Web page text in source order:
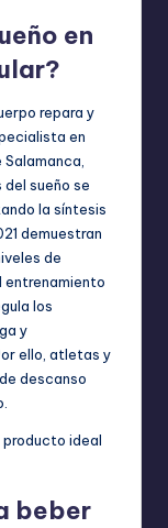
en
repara y
en
sueño se
la síntesis
demuestran
de
entrenamiento
los
y
ello, atletas y
descanso
producto ideal
beber